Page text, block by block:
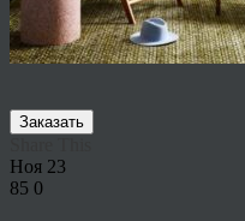
Заказать
Ноя 23
85 0